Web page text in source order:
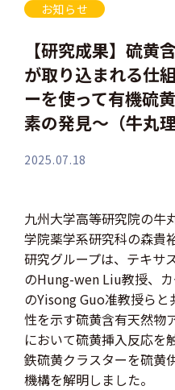
お知らせ
【研究成果】硫黄
が取り込まれる仕
ーを使って有機硫
素の発見〜（牛丸
2025.07.18
九州大学高等研究院の牛
学院薬学系研究科の森貴
研究グループは、テキサ
のHung-wen Liu教授、
のYisong Guo准教授ら
性を示す硫黄含有天然物
において硫黄挿入反応を
鉄硫黄クラスターを硫黄
機構を解明しました。